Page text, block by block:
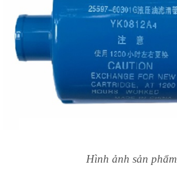
Hình ảnh sản phẩm